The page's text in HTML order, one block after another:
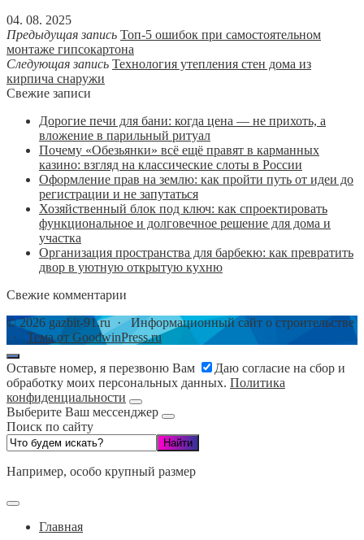
04. 08. 2025
Предыдущая запись Топ-5 ошибок при самостоятельном
монтаже гипсокартона
Следующая запись Технология утепления стен дома из
кирпича снаружи
Свежие записи
Дорогие печи для бани: когда цена — не прихоть, а
вложение в парильный ритуал
Почему «Обезьянки» всё ещё правят в карманных
казино: взгляд на классические слоты в России
Оформление прав на землю: как пройти путь от идеи до
регистрации и не запутаться
Хозяйственный блок под ключ: как спроектировать
функциональное и долговечное решение для дома и
участка
Организация пространства для барбекю: как превратить
двор в уютную открытую кухню
Свежие комментарии
©2026 gazbit-91.ru ·Информационный сайт о строительстве
· Тема от GoodwinPress.ru
Оставьте номер, я перезвоню Вам
Даю согласие на сбор и
обработку моих персональных данных. Политика
конфиденциальности
Выберите Ваш мессенджер
Поиск по сайту
Например, особо крупный размер
Главная